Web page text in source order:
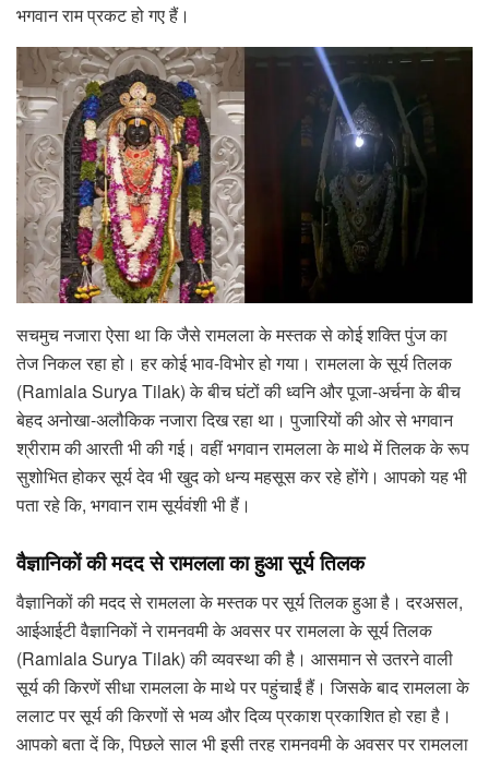
भगवान राम प्रकट हो गए हैं।
सचमुच नजारा ऐसा था कि जैसे रामलला के मस्तक से कोई शक्ति पुंज का
तेज निकल रहा हो। हर कोई भाव-विभोर हो गया। रामलला के सूर्य तिलक
(Ramlala Surya Tilak) के बीच घंटों की ध्वनि और पूजा-अर्चना के बीच
बेहद अनोखा-अलौकिक नजारा दिख रहा था। पुजारियों की ओर से भगवान
श्रीराम की आरती भी की गई। वहीं भगवान रामलला के माथे में तिलक के रूप
सुशोभित होकर सूर्य देव भी खुद को धन्य महसूस कर रहे होंगे। आपको यह भी
पता रहे कि, भगवान राम सूर्यवंशी भी हैं।
वैज्ञानिकों की मदद से रामलला का हुआ सूर्य तिलक
वैज्ञानिकों की मदद से रामलला के मस्तक पर सूर्य तिलक हुआ है। दरअसल,
आईआईटी वैज्ञानिकों ने रामनवमी के अवसर पर रामलला के सूर्य तिलक
(Ramlala Surya Tilak) की व्यवस्था की है। आसमान से उतरने वाली
सूर्य की किरणें सीधा रामलला के माथे पर पहुंचाईं हैं। जिसके बाद रामलला के
ललाट पर सूर्य की किरणों से भव्य और दिव्य प्रकाश प्रकाशित हो रहा है।
आपको बता दें कि, पिछले साल भी इसी तरह रामनवमी के अवसर पर रामलला